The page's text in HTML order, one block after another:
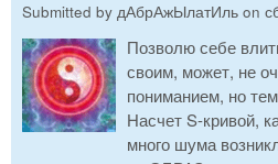
Submitted by дАбрАжЫлатИль on
Позволю себе
своим, может, не
пониманием, но
Насчет S-кривой,
много шума